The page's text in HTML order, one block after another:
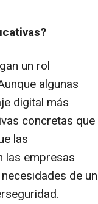
un rol
algunas
digital más
concretas que
las
las empresas
de un